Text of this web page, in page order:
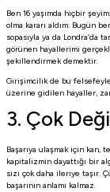
Ben 16 yaşımda hiçbir
olma kararı aldım. Bugün
sopasıyla ya da Londra’da
görünen hayallerimi
şekillendirmek demektir.
Girişimcilik de bu
üzerine gidilen hayaller,
3. Çok
Başarıya ulaşmak için kan,
kapitalizmin dayattığı bir
sizi çok daha ileriye taşır.
başarının anlamı kalmaz.